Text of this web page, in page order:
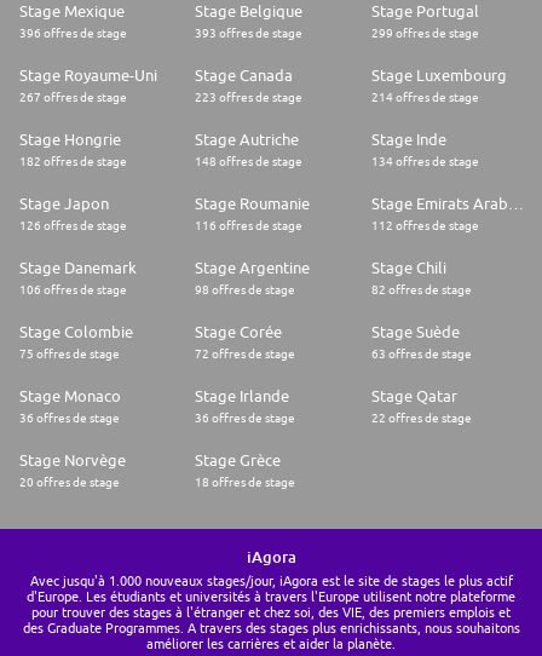
Stage Mexique
396 offres de stage
Stage Belgique
393 offres de stage
Stage Portugal
299 offres de stage
Stage Royaume-Uni
267 offres de stage
Stage Canada
223 offres de stage
Stage Luxembourg
214 offres de stage
Stage Hongrie
182 offres de stage
Stage Autriche
148 offres de stage
Stage Inde
134 offres de stage
Stage Japon
126 offres de stage
Stage Roumanie
116 offres de stage 112 offres de stage
Stage Danemark
106 offres de stage
Stage Argentine
98 offres de stage
Stage Chili
82 offres de stage
Stage Colombie
75 offres de stage
Stage Corée
72 offres de stage
Stage Suède
63 offres de stage
Stage Monaco
36 offres de stage
Stage Irlande
36 offres de stage
Stage Qatar
22 offres de stage
Stage Norvège
20 offres de stage
Stage Grèce
18 offres de stage
iAgora
Avec jusqu'à 1.000 nouveaux stages/jour, iAgora est le site de stages le plus actif
d'Europe. Les étudiants et universités à travers l'Europe utilisent notre plateforme
pour trouver des stages à l'étranger et chez soi, des VIE, des premiers emplois et
des Graduate Programmes. A travers des stages plus enrichissants, nous souhaitons
améliorer les carrières et aider la planète.